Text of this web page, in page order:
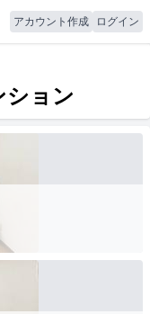
アカウント作成 ログイン
ョン